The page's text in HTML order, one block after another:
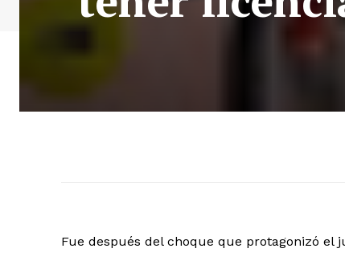
Fue después del choque que protagonizó el